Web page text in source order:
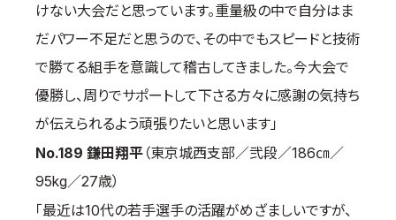
けない大会だと思っています。重量級の中で自分はま
だパワー不足だと思うので、その中でもスピードと技術
で勝てる組手を意識して稽古してきました。今大会で
優勝し、周りでサポートして下さる方々に感謝の気持ち
が伝えられるよう頑張りたいと思います」
No.189 鎌田翔平 （東京城西支部／弐段／186㎝／
95kg／27歳）
「最近は10代の若手選手の活躍がめざましいですが、